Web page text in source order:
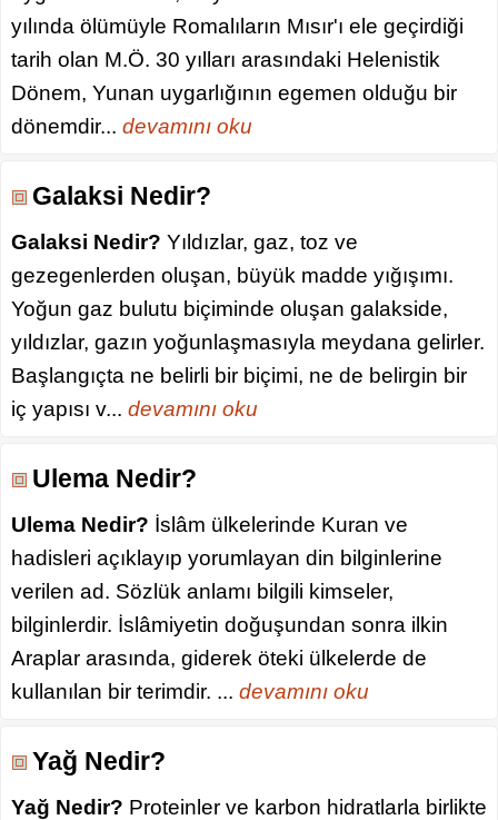
yılında ölümüyle Romalıların Mısır'ı ele geçirdiği
tarih olan M.Ö. 30 yılları arasındaki Helenistik
Dönem, Yunan uygarlığının egemen olduğu bir
dönemdir... devamını oku
Galaksi Nedir?
Galaksi Nedir? Yıldızlar, gaz, toz ve
gezegenlerden oluşan, büyük madde yığışımı.
Yoğun gaz bulutu biçiminde oluşan galakside,
yıldızlar, gazın yoğunlaşmasıyla meydana gelirler.
Başlangıçta ne belirli bir biçimi, ne de belirgin bir
iç yapısı v... devamını oku
Ulema Nedir?
Ulema Nedir? İslâm ülkelerinde Kuran ve
hadisleri açıklayıp yorumlayan din bilginlerine
verilen ad. Sözlük anlamı bilgili kimseler,
bilginlerdir. İslâmiyetin doğuşundan sonra ilkin
Araplar arasında, giderek öteki ülkelerde de
kullanılan bir terimdir. ... devamını oku
Yağ Nedir?
Yağ Nedir? Proteinler ve karbon hidratlarla birlikte